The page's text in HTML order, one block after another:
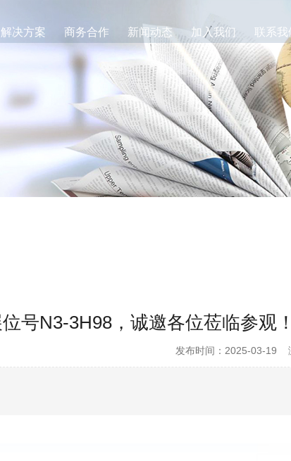
解决方案 商务合作 新闻动态 加入我们 联系我
号N3-3H98，诚邀各位莅临参观！
发布时间：2025-03-19